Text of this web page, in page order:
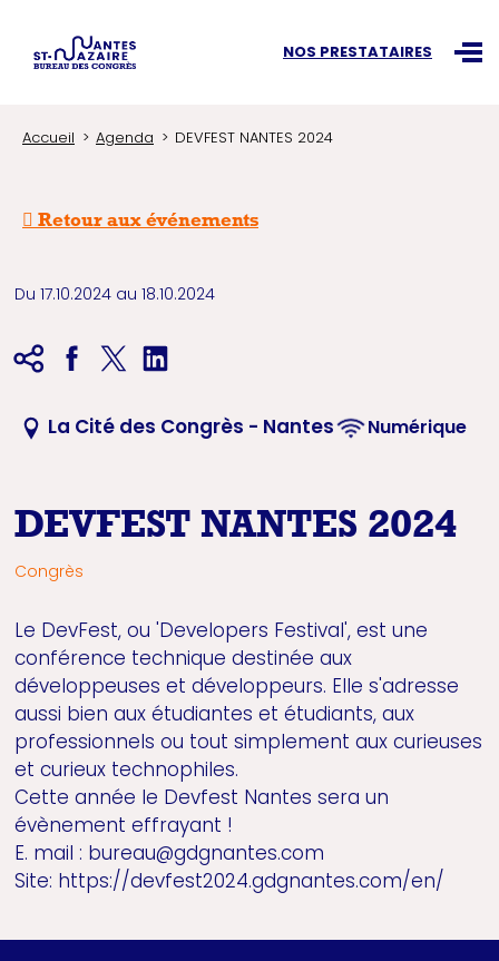
NOS PRESTATAIRES
Accueil Agenda DEVFEST NANTES 2024
Retour aux événements
Du 17.10.2024 au 18.10.2024
La Cité des Congrès - Nantes Numérique
DEVFEST NANTES 2024
Congrès
Le DevFest, ou 'Developers Festival', est une
conférence technique destinée aux
développeuses et développeurs. Elle s'adresse
aussi bien aux étudiantes et étudiants, aux
professionnels ou tout simplement aux curieuses
et curieux technophiles.
Cette année le Devfest Nantes sera un
évènement effrayant !
E. mail : bureau@gdgnantes.com
Site: https://devfest2024.gdgnantes.com/en/